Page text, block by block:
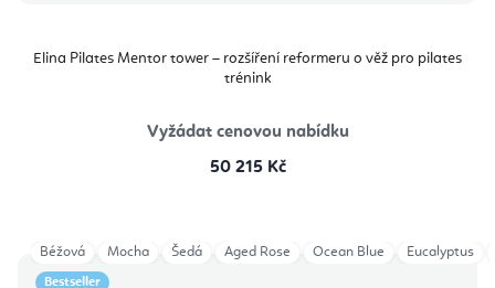
Elina Pilates Mentor tower – rozšíření reformeru o věž pro pilates
trénink
Vyžádat cenovou nabídku
50 215 Kč
Bestseller
Béžová Mocha Šedá Aged Rose Ocean Blue Eucalyptus